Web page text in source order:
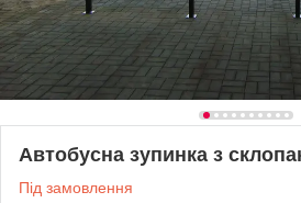
Автобусна зупинка з
Під замовлення